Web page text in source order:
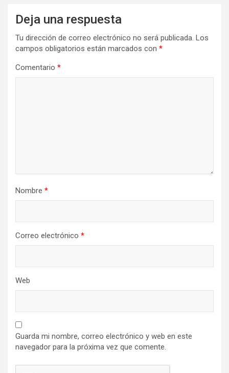
Deja una respuesta
Tu dirección de correo electrónico no será publicada. Los
campos obligatorios están marcados con *
Comentario *
Nombre *
Correo electrónico *
Web
Guarda mi nombre, correo electrónico y web en este
navegador para la próxima vez que comente.